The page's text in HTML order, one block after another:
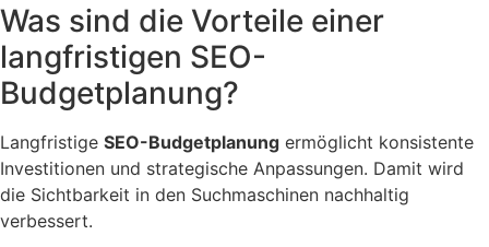
Was sind die Vorteile einer
langfristigen SEO-
Budgetplanung?
Langfristige SEO-Budgetplanung ermöglicht konsistente
Investitionen und strategische Anpassungen. Damit wird
die Sichtbarkeit in den Suchmaschinen nachhaltig
verbessert.